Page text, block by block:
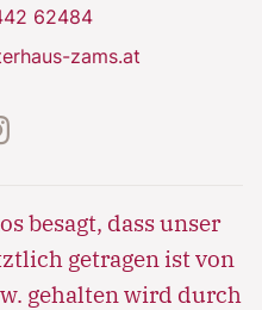
62484
zams.at
besagt, dass unser
getragen ist von
gehalten wird durch
commodo consequat.
consectetur
tempor incididunt
exercitation ullamco
consequat.